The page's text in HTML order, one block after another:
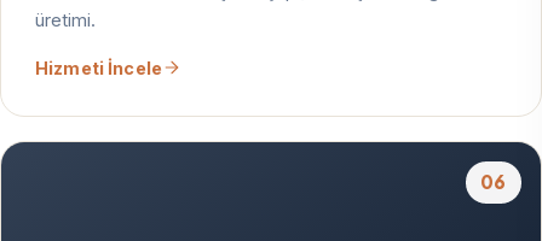
üretimi.
Hizmeti İncele
06